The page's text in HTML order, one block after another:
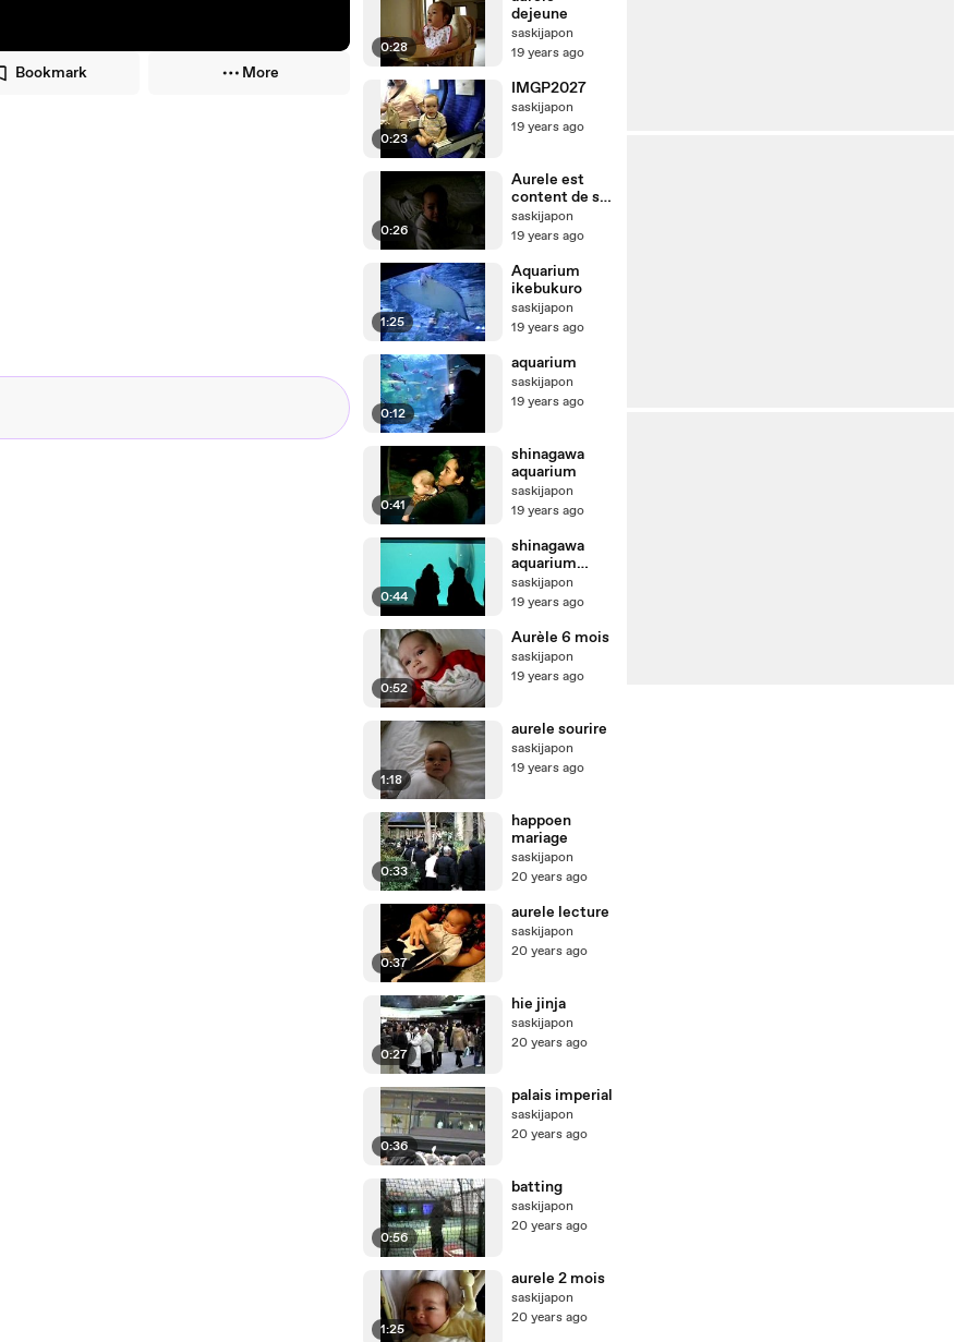
Bookmark More
0:28
dejeune
saskijapon
19 years ago
0:23
IMGP2027
saskijapon
19 years ago
0:26
Aurele est
content de se
reveiller
saskijapon
19 years ago
1:25
Aquarium
ikebukuro
saskijapon
19 years ago
0:12
aquarium
saskijapon
19 years ago
0:41
shinagawa
aquarium
saskijapon
19 years ago
0:44
shinagawa
aquarium
dauphin
saskijapon
19 years ago
0:52
Aurèle 6 mois
saskijapon
19 years ago
1:18
aurele sourire
saskijapon
19 years ago
0:33
happoen
mariage
saskijapon
20 years ago
0:37
aurele lecture
saskijapon
20 years ago
0:27
hie jinja
saskijapon
20 years ago
0:36
palais imperial
saskijapon
20 years ago
0:56
batting
saskijapon
20 years ago
1:25
aurele 2 mois
saskijapon
20 years ago